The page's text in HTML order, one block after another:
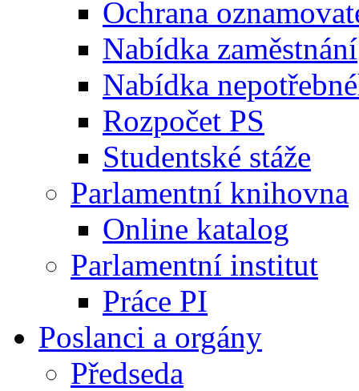
Ochrana
Nabídka zaměstnání
Nabídka
Rozpočet PS
Studentské stáže
Parlamentní knihovna
Online katalog
Parlamentní institut
Práce PI
Poslanci a orgány
Předseda